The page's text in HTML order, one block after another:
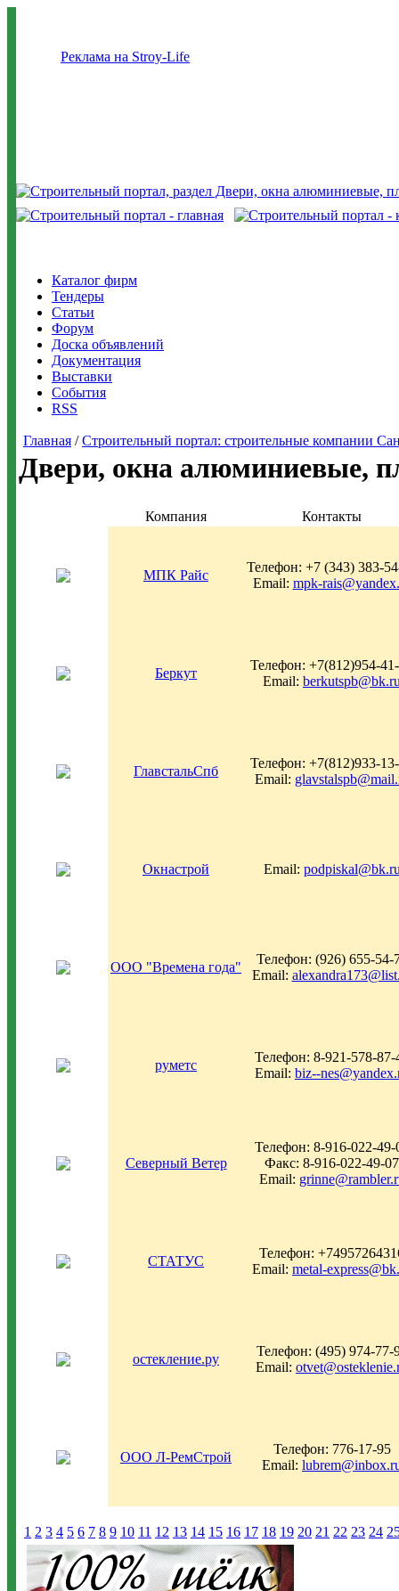
Реклама на Stroy-Life
Каталог фирм
Тендеры
Статьи
Форум
Доска объявлений
Документация
Выставки
События
RSS
Главная /Строительный портал: строительные компании
Двери, окна алюминиевые,
Компания Контакты
МПК Райс
Телефон: +7 (343) 383-
Email: mpk-
Беркут
Телефон: +7(812)954-
Email:
ГлавстальСпб
Телефон: +7(812)933-
Email:
Окнастрой Email:
ООО "Времена года"
Телефон: (926) 655-54-
Email:
руметс
Телефон: 8-921-578-87-
Email: biz--
Северный Ветер
Телефон: 8-916-022-49-
Факс: 8-916-022-49-07
Email:
СТАТУС
Телефон:
Email: metal-
остекление.ру
Телефон: (495) 974-77-
Email:
ООО Л-РемСтрой
Телефон: 776-17-95
Email:
1 2 3 4 5 6 7 8 9 10 11 12 13 14 15 16 17 18 19 20 21 22 23 24